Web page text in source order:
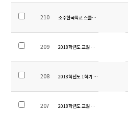
210 소주한국학교 스쿨버스 제작 입찰공고
209 2018학년도 교원 추가 초빙 공고
208 2018학년도 1학기 입학안내
207 2018학년도 교원 초빙 공고